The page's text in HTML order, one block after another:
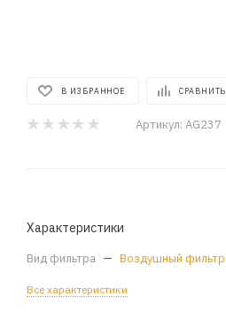
В ИЗБРАННОЕ СРАВНИТЬ
Артикул: AG237
Характеристики
Вид фильтра — Воздушный фильтр
Все характеристики